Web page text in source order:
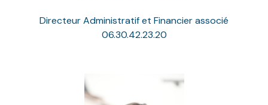
Directeur Administratif et Financier associé
06.30.42.23.20